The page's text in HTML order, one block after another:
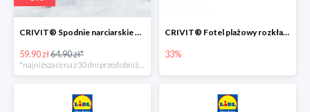
CRIVIT® Spodnie narciarskie dziewczęce
59.90 zł64.90 zł*
*najniższa cena z 30 dni przed obniżką
CRIVIT® Fotel plażowy rozkładany / Brodzik dziecięcy
33%